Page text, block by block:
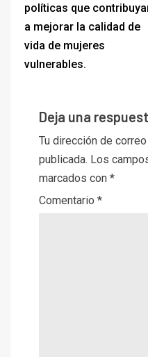
políticas que
a mejorar la calidad de
vida de mujeres
vulnerables.
Deja una
Tu dirección de
publicada. Los
marcados con *
Comentario *